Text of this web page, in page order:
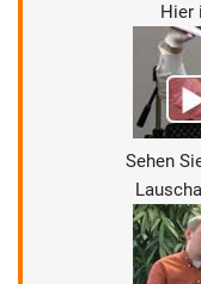
Hier
Sehen